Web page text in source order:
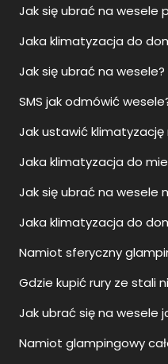
Jak się ubrać na wesele
Jaka klimatyzacja do
Jak się ubrać na wesele?
SMS jak odmówić
Jak ustawić klimatyzację
Jaka klimatyzacja do
Jak się ubrać na wesele
Jaka klimatyzacja do
Namiot sferyczny
Gdzie kupić rury ze stali
Jak ubrać się na wesele
Namiot glampingowy